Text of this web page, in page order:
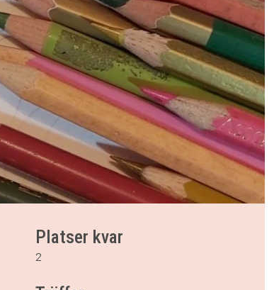
Platser kvar
2